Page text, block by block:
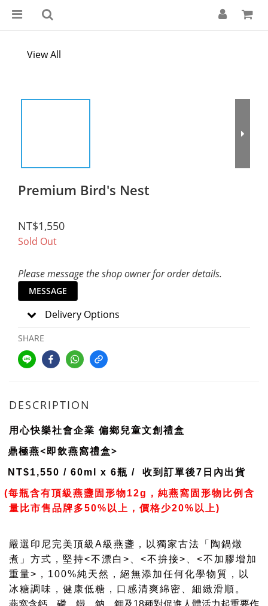
View All
Premium Bird's Nest
NT$1,550
Sold Out
Please message the shop owner for order details.
MESSAGE
Delivery Options
SHARE
DESCRIPTION
用心快樂社會企業 偏鄉兒童文創禮盒
鼎極燕<即飲燕窩禮盒>
NT$1,550 / 60ml x 6瓶 / 收到訂單後7日內出貨
(每瓶含有頂級燕盞固形物12g，純燕窩固形物比例含
量比市售品牌多50%以上，價格少20%以上)
嚴選印尼完美頂級 A級燕盞，以獨家古法「陶鍋燉
煮」方式，堅持<不漂白 > <不拚接> <不加膠增加
重量> ， 100%純天然，絕無添加任何化學物質，以
冰糖調味，健康低糖，口感清爽綿密、細緻滑順。
燕窩含鈣、磷、鐵、鈉、鉀及 18種對促進人體活力起重要作